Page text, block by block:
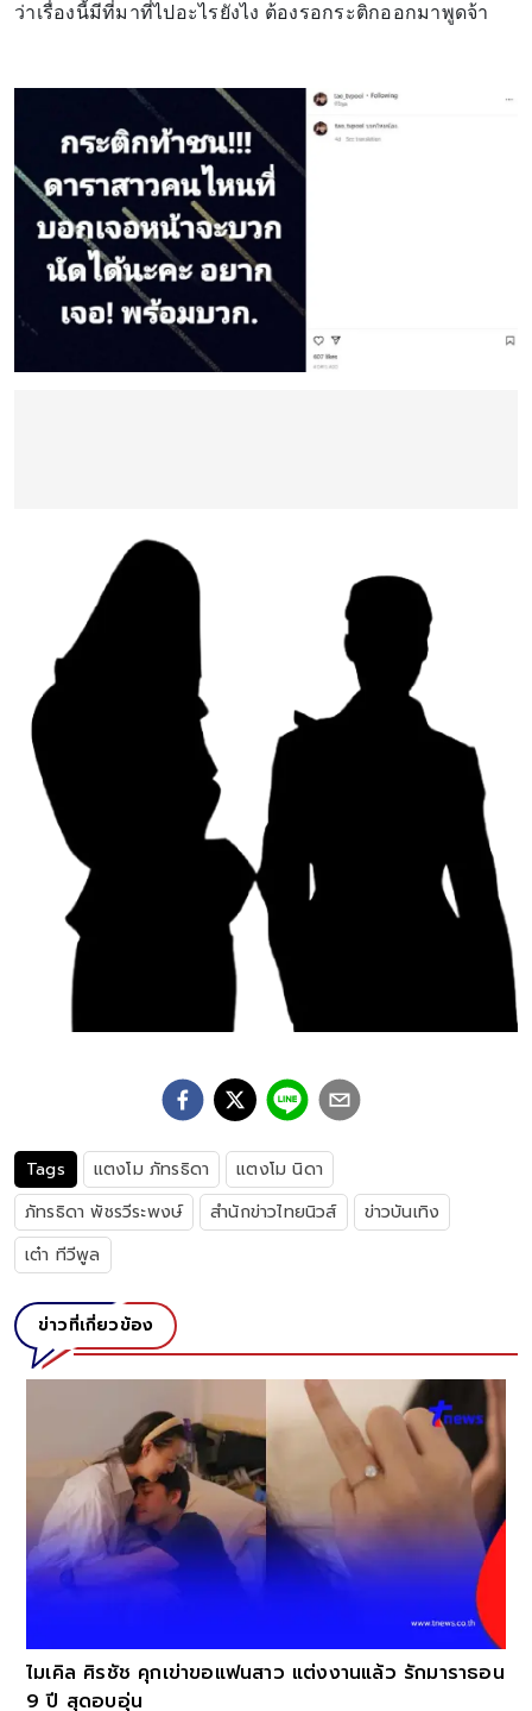
ว่าเรื่องนี้มีที่มาที่ไปอะไรยังไง ต้องรอกระติกออกมาพูดจ้า
Tags แตงโม ภัทรธิดา
แตงโม นิดา
ภัทรธิดา พัชรวีระพงษ์
สำนักข่าวไทยนิวส์
ข่าวบันเทิง
เต๋า ทีวีพูล
ข่าวที่เกี่ยวข้อง
ไมเคิล ศิรชัช คุกเข่าขอแฟนสาว แต่งงานแล้ว รักมาราธอน
9 ปี สุดอบอุ่น